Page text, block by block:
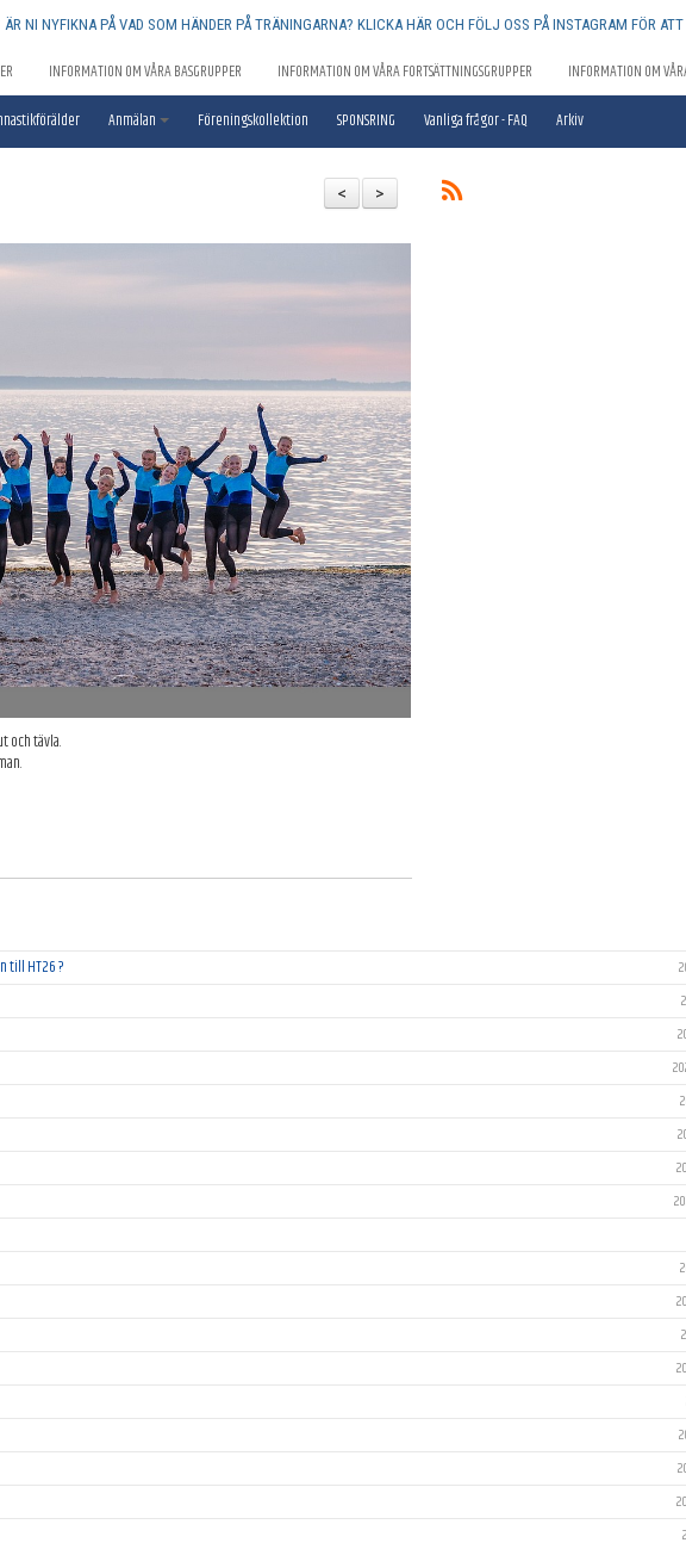
ÄR NI NYFIKNA PÅ VAD SOM HÄNDER PÅ TRÄNINGARNA? KLICKA HÄR OCH FÖLJ OSS PÅ INSTAGRAM FÖR
INFORMATION OM VÅRA BASGRUPPER INFORMATION OM VÅRA FORTSÄTTNINGSGRUPPER INFORMATION OM
Anmälan Föreningskollektion SPONSRING Vanliga frågor - FAQ Arkiv
>
<
och tävla.
till HT26 ?